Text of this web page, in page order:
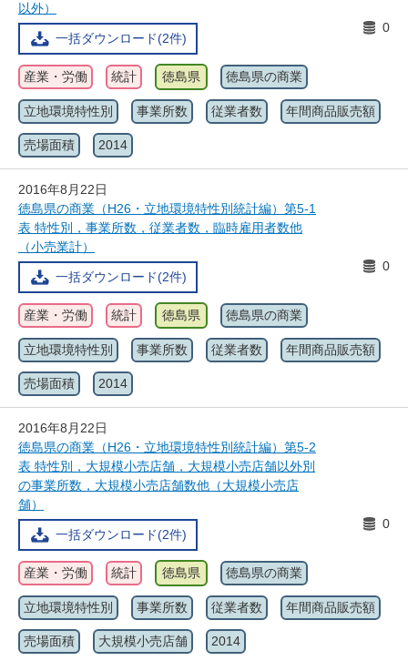
以外）
一括ダウンロード(2件)
0
産業・労働 統計 徳島県 徳島県の商業
立地環境特性別 事業所数 従業者数 年間商品販売額
売場面積 2014
2016年8月22日
徳島県の商業（H26・立地環境特性別統計編）第5-1
表 特性別，事業所数，従業者数，臨時雇用者数他
（小売業計）
一括ダウンロード(2件)
0
産業・労働 統計 徳島県 徳島県の商業
立地環境特性別 事業所数 従業者数 年間商品販売額
売場面積 2014
2016年8月22日
徳島県の商業（H26・立地環境特性別統計編）第5-2
表 特性別，大規模小売店舗，大規模小売店舗以外別
の事業所数，大規模小売店舗数他（大規模小売店
舗）
一括ダウンロード(2件)
0
産業・労働 統計 徳島県 徳島県の商業
立地環境特性別 事業所数 従業者数 年間商品販売額
売場面積 大規模小売店舗 2014